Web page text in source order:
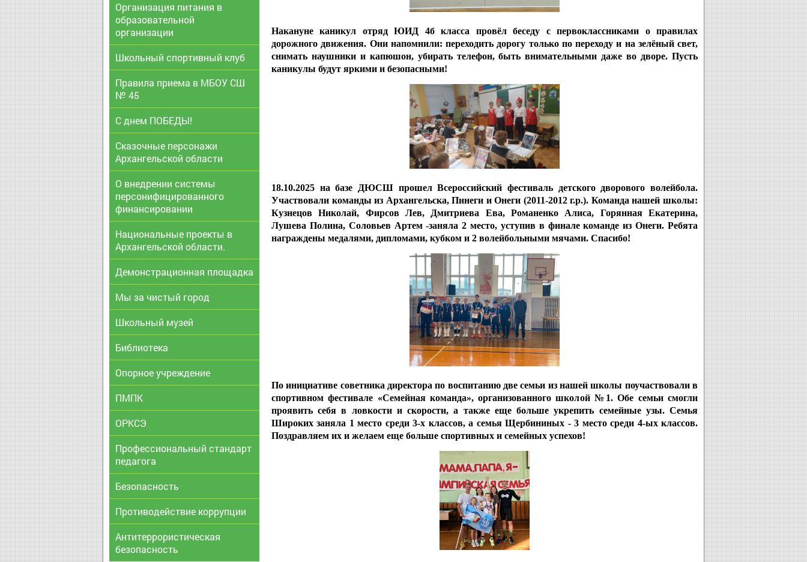
Организация питания в
образовательной
организации
Школьный спортивный клуб
Правила приема в МБОУ СШ
№ 45
С днем ПОБЕДЫ!
Сказочные персонажи
Архангельской области
О внедрении системы
персонифицированного
финансировании
Национальные проекты в
Архангельской области.
Демонстрационная площадка
Мы за чистый город
Школьный музей
Библиотека
Опорное учреждение
ПМПК
ОРКСЭ
Профессиональный стандарт
педагога
Безопасность
Противодействие коррупции
Антитеррористическая
безопасность
Накануне каникул отряд ЮИД 4б класса провёл беседу с первоклассниками о правилах
дорожного движения. Они напомнили: переходить дорогу только по переходу и на зелёный свет,
снимать наушники и капюшон, убирать телефон, быть внимательными даже во дворе. Пусть
каникулы будут яркими и безопасными!
18.10.2025 на базе ДЮСШ прошел Всероссийский фестиваль детского дворового волейбола.
Участвовали команды из Архангельска, Пинеги и Онеги (2011-2012 г.р.). Команда нашей школы:
Кузнецов Николай, Фирсов Лев, Дмитриева Ева, Романенко Алиса, Горянная Екатерина,
Лушева Полина, Соловьев Артем -заняла 2 место, уступив в финале команде из Онеги. Ребята
награждены медалями, дипломами, кубком и 2 волейбольными мячами. Спасибо!
По инициативе советника директора по воспитанию две семьи из нашей школы поучаствовали в
спортивном фестивале «Семейная команда», организованного школой №1. Обе семьи смогли
проявить себя в ловкости и скорости, а также еще больше укрепить семейные узы. Семья
Широких заняла 1 место среди 3-х классов, а семья Щербининых - 3 место среди 4-ых классов.
Поздравляем их и желаем еще больше спортивных и семейных успехов!